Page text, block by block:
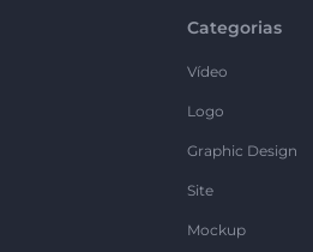
Categorias
Vídeo
Logo
Graphic Design
Site
Mockup